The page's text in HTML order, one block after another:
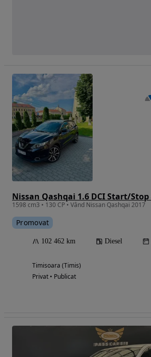
1598 cm3 • 130 CP • Vând Nissan Qashqai 2017
Promovat
102 462 km Diesel
Timisoara (Timis)
Privat • Publicat